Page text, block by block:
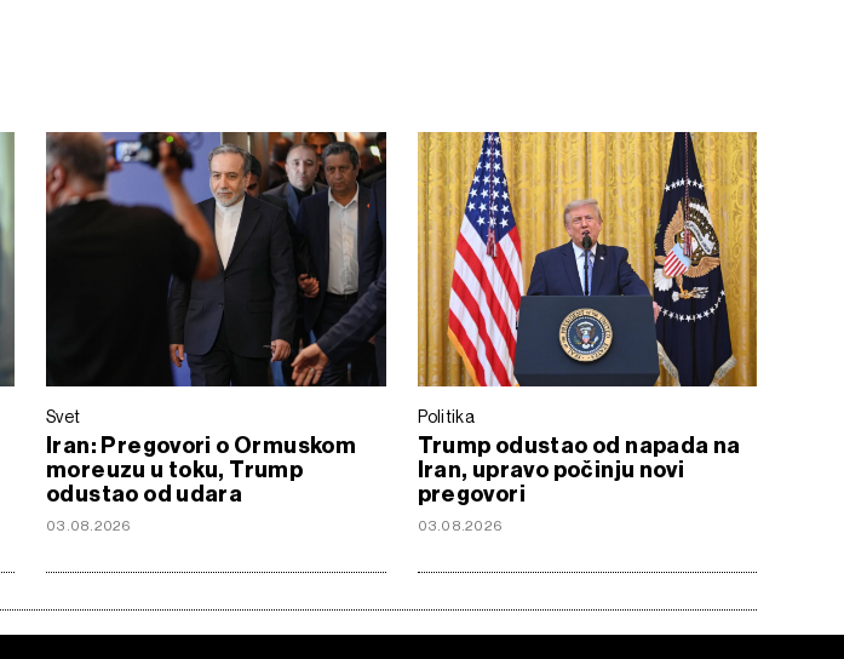
Svet
Iran: Pregovori o Ormuskom
moreuzu u toku, Trump
odustao od udara
03.08.2026
Politika
Trump odustao od napada na
Iran, upravo počinju novi
pregovori
03.08.2026